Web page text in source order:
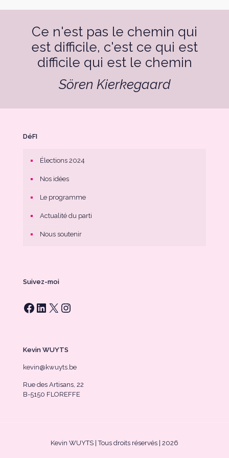
Ce n'est pas le chemin qui
est difficile, c'est ce qui est
difficile qui est le chemin
Sören Kierkegaard
DéFI
Élections 2024
Nos idées
Le programme
Actualité du parti
Nous soutenir
Suivez-moi
Facebook
LinkedIn
X Instagram
Kevin WUYTS
kevin@kwuyts.be
Rue des Artisans, 22
B-5150 FLOREFFE
Kevin WUYTS | Tous droits réservés | 2026